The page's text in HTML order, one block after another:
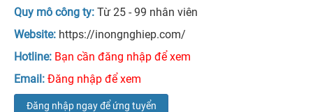
Quy mô công ty: Từ 25 - 99 nhân viên
Website: https://inongnghiep.com/
Hotline: Bạn cần đăng nhập để xem
Email: Đăng nhập để xem
Đăng nhập ngay để ứng tuyển